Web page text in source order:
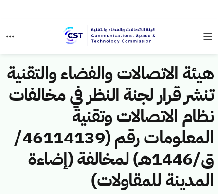
هيئة الاتصالات والفضاء والتقنية
تنشر قرار لجنة النظر في مخالفات
نظام الاتصالات وتقنية
المعلومات رقم (46114139/
ق/1446هـ) لمخالفة (إضاءة
المدينة للمقاولات)